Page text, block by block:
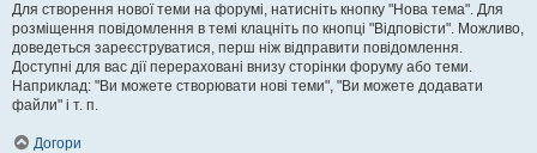
Для створення нової теми на форумі, натисніть кнопку "Нова тема". Для
розміщення повідомлення в темі клацніть по кнопці "Відповісти". Можливо,
доведеться зареєструватися, перш ніж відправити повідомлення.
Доступні для вас дії перераховані внизу сторінки форуму або теми.
Наприклад: "Ви можете створювати нові теми", "Ви можете додавати
файли" і т. п.
Догори